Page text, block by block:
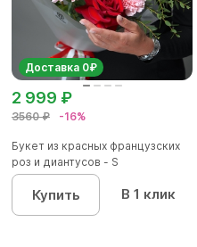
Доставка 0₽
3560 ₽ -16%
2 999 ₽
Букет из красных французских
роз и диантусов - S
Купить В 1 клик